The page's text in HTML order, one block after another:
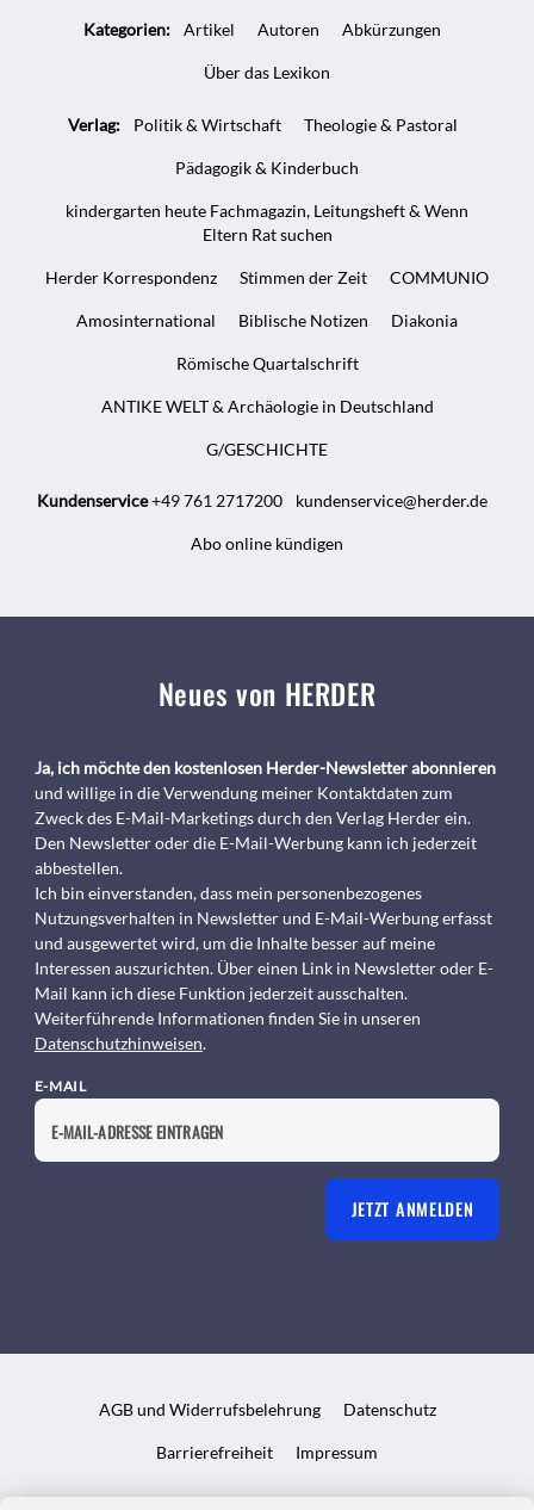
InfosKategorien: Artikel Autoren Abkürzungen
Über das Lexikon
Verlag: Politik & Wirtschaft Theologie & Pastoral
Pädagogik & Kinderbuch
kindergarten heute Fachmagazin, Leitungsheft & Wenn
Eltern Rat suchen
Herder Korrespondenz Stimmen der Zeit COMMUNIO
Amosinternational Biblische Notizen Diakonia
Römische Quartalschrift
ANTIKE WELT & Archäologie in Deutschland
G/GESCHICHTE
Kundenservice+49 761 2717200 kundenservice@herder.de
Abo online kündigen
Neues von HERDER
Ja, ich möchte den kostenlosen Herder-Newsletter abonnieren
und willige in die Verwendung meiner Kontaktdaten zum
Zweck des E-Mail-Marketings durch den Verlag Herder ein.
Den Newsletter oder die E-Mail-Werbung kann ich jederzeit
abbestellen.
Ich bin einverstanden, dass mein personenbezogenes
Nutzungsverhalten in Newsletter und E-Mail-Werbung erfasst
und ausgewertet wird, um die Inhalte besser auf meine
Interessen auszurichten. Über einen Link in Newsletter oder E-
Mail kann ich diese Funktion jederzeit ausschalten.
Weiterführende Informationen finden Sie in unseren
Datenschutzhinweisen.
E-MAIL
JETZT ANMELDEN
AGB und Widerrufsbelehrung Datenschutz
Barrierefreiheit Impressum